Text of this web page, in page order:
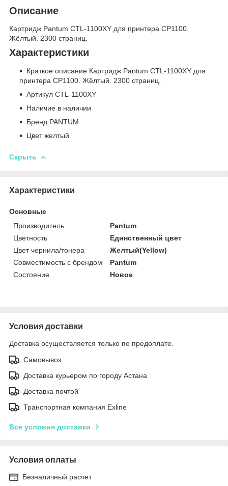
Описание
Картридж Pantum CTL-1100XY для принтера CP1100.
Жёлтый. 2300 страниц.
Характеристики
Краткое описание Картридж Pantum CTL-1100XY для
принтера CP1100. Жёлтый. 2300 страниц.
Артикул CTL-1100XY
Наличие в наличии
Бренд PANTUM
Цвет желтый
Скрыть
Характеристики
Основные
Производитель
Pantum
Цветность
Единственный цвет
Цвет чернила/тонера
Желтый(Yellow)
Совместимость с брендом
Pantum
Состояние
Новое
Условия доставки
Доставка осуществляется только по предоплате.
Самовывоз
Доставка курьером по городу Астана
Доставка почтой
Транспортная компания Exline
Все условия доставки
Условия оплаты
Безналичный расчет